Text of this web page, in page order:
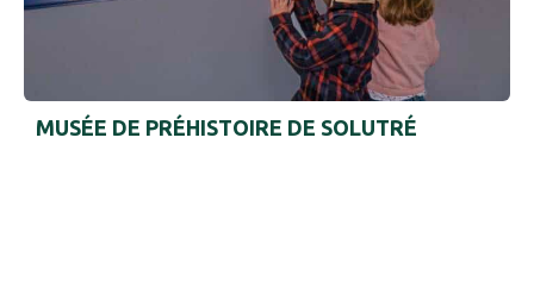
MUSÉE DE PRÉHISTOIRE DE SOLUTRÉ